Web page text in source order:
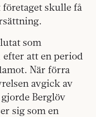
skulle få
som
efter att en period
När förra
avgick av
Berglöv
sig som en